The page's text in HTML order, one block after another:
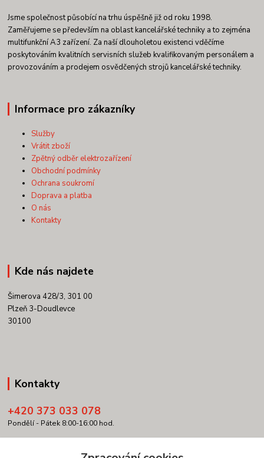
Jsme společnost působící na trhu úspěšně již od roku 1998.
Zaměřujeme se především na oblast kancelářské techniky a to zejména
multifunkční A3 zařízení. Za naší dlouholetou existenci vděčíme
poskytováním kvalitních servisních služeb kvalifikovaným personálem a
provozováním a prodejem osvědčených strojů kancelářské techniky.
Informace pro zákazníky
Služby
Vrátit zboží
Zpětný odběr elektrozařízení
Obchodní podmínky
Ochrana soukromí
Doprava a platba
O nás
Kontakty
Kde nás najdete
Šimerova 428/3, 301 00
Plzeň 3-Doudlevce
30100
Kontakty
+420 373 033 078
Pondělí - Pátek 8:00-16:00 hod.